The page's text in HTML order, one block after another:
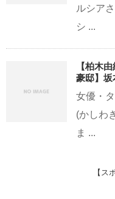
ルシア
シ ...
【柏木
豪邸】坂
女優・
(かしわ
ま ...
【ス